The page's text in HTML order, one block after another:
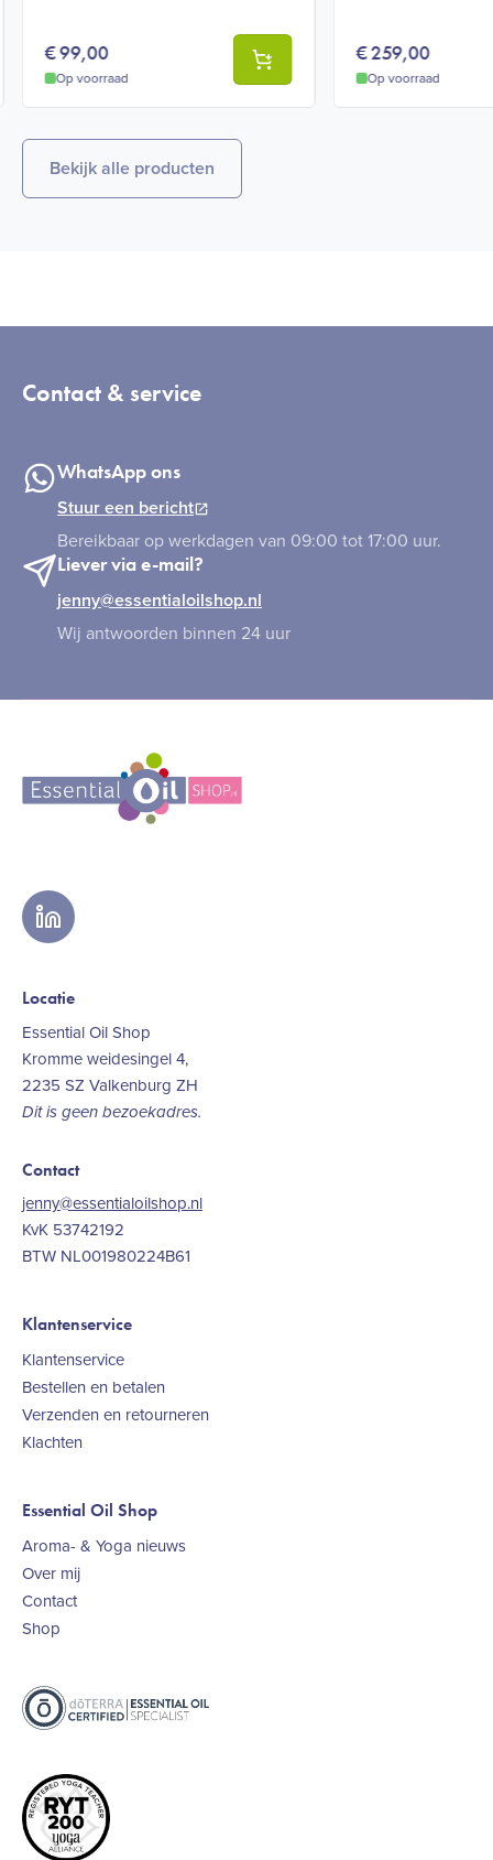
€99,00
Op voorraad
€259,00
Op voorraad
Bekijk alle producten
Contact & service
WhatsApp ons
Stuur een bericht
Bereikbaar op werkdagen van 09:00 tot 17:00 uur.
Liever via e-mail?
jenny@essentialoilshop.nl
Wij antwoorden binnen 24 uur
linkedin
Locatie
Essential Oil Shop
Kromme weidesingel 4,
2235 SZ Valkenburg ZH
Dit is geen bezoekadres.
Contact
jenny@essentialoilshop.nl
KvK 53742192
BTW NL001980224B61
Klantenservice
Klantenservice
Bestellen en betalen
Verzenden en retourneren
Klachten
Essential Oil Shop
Aroma- & Yoga nieuws
Over mij
Contact
Shop